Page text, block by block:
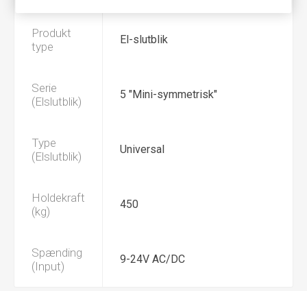
Produkt
type
El-slutblik
Serie
(Elslutblik)
5 "Mini-symmetrisk"
Type
(Elslutblik)
Universal
Holdekraft
(kg)
450
Spænding
(Input)
9-24V AC/DC